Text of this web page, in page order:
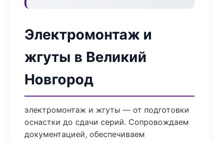
Электромонтаж и
жгуты в Великий
Новгород
электромонтаж и жгуты — от подготовки
оснастки до сдачи серий. Сопровождаем
документацией, обеспечиваем